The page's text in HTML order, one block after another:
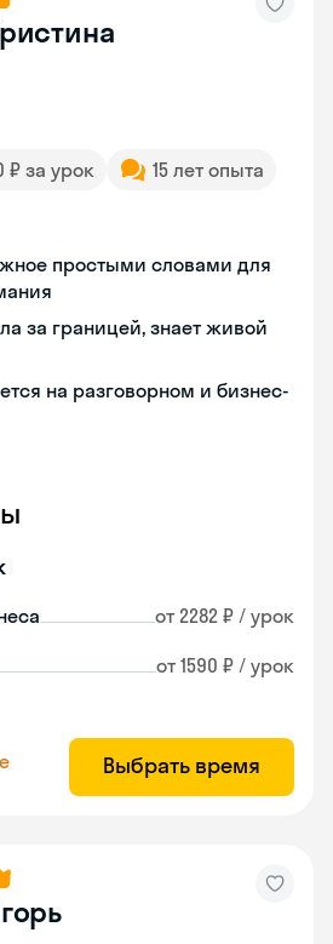
₽ за урок
15 лет опыта
простыми словами для
за границей, знает живой
на разговорном и бизнес-
от 2282 ₽ / урок
от 1590 ₽ / урок
Выбрать время